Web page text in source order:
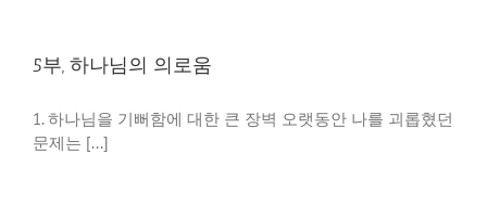
5부, 하나님의 의로움
1. 하나님을 기뻐함에 대한 큰 장벽 오랫동안 나를 괴롭혔던
문제는 [...]